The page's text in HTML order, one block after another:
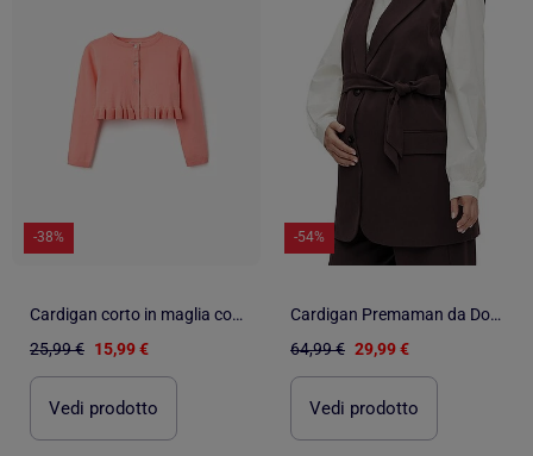
-38%
Cardigan corto in maglia con volant
25,99 € 15,99 €
Vedi prodotto
-54%
Cardigan Premaman da Donna Mamalicious
64,99 € 29,99 €
Vedi prodotto